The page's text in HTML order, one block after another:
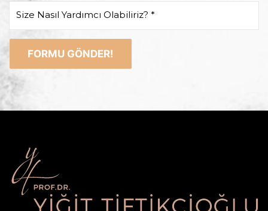
Size Nasıl Yardımcı Olabiliriz? *
FORMU GÖNDER!